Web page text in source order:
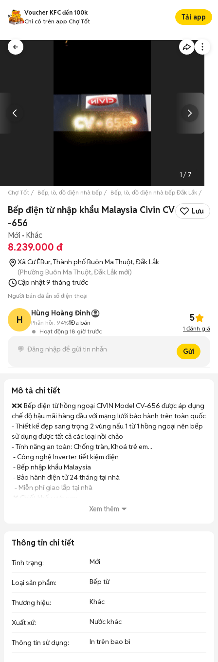
Voucher KFC đến 100k
Chỉ có trên app Chợ Tốt
Tải app
1 /7
Chợ Tốt Bếp, lò, đồ điện nhà bếp Bếp, lò, đồ điện nhà bếp Đắk Lắk
Bếp điện từ nhập khẩu Malaysia Civin CV
-656
Lưu
Mới Khác
8.239.000 đ
Xã Cư ÊBur, Thành phố Buôn Ma Thuột, Đắk Lắk
(Phường Buôn Ma Thuột, Đắk Lắk mới)
Cập nhật9 tháng trước
Người bán đã ẩn số điện thoại
H
Hùng Hoàng Đình
Hoạt động 18 giờ trước
Phản hồi: 94%1Đã bán 5
1 đánh giá
Gửi
Mô tả chi tiết
❌❌ Bếp điện từ hồng ngoại CIVIN Model CV-656 được áp dụng
chế độ hậu mãi hàng đầu với mạng lưới bảo hành trên toàn quốc
- Thiết kế đẹp sang trọng 2 vùng nấu 1 từ 1 hồng ngoại nên bếp
sử dụng được tất cả các loại nồi chảo
- Tính năng an toàn: Chống tràn, Khoá trẻ em...
❌ Chiết khấu cực cao
Xem thêm
Thông tin chi tiết
Tình trạng: Mới
Loại sản phẩm: Bếp từ
Thương hiệu: Khác
Xuất xứ: Nước khác
Thông tin sử dụng: In trên bao bì